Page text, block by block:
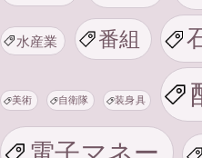
水産業 番組
美術 自衛隊 装身具